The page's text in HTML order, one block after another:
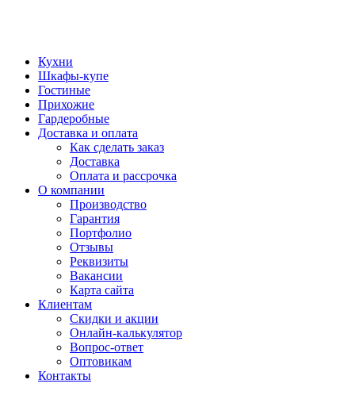
Кухни
Шкафы-купе
Гостиные
Прихожие
Гардеробные
Доставка и оплата
Как сделать заказ
Доставка
Оплата и рассрочка
О компании
Производство
Гарантия
Портфолио
Отзывы
Реквизиты
Вакансии
Карта сайта
Клиентам
Скидки и акции
Онлайн-калькулятор
Вопрос-ответ
Оптовикам
Контакты